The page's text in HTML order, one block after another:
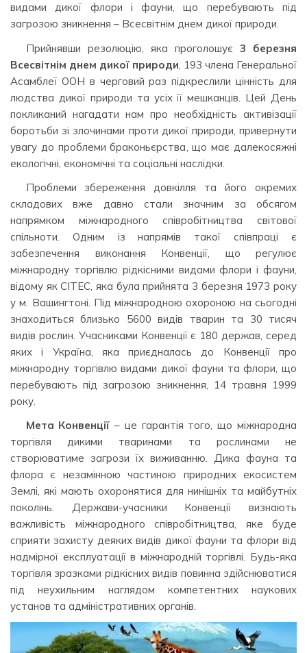
видами дикої флори і фауни, що перебувають під
загрозою зникнення – Всесвітнім днем дикої природи.
Прийнявши резолюцію, яка проголошує 3 березня
Всесвітнім днем дикої природи , 193 члена Генеральної
Асамблеї ООН в черговий раз підкреслили цінність для
людства дикої природи та усіх її мешканців. Цей День
покликаний нагадати нам про необхідність активізації
боротьби зі злочинами проти дикої природи, привернути
увагу до проблеми браконьєрства, що має далекосяжні
екологічні, економічні та соціальні наслідки.
Проблеми збереження довкілля та його окремих
складових вже давно стали значним за обсягом
напрямком міжнародного співробітництва світової
спільноти. Одним із напрямів такої співпраці є
забезпечення виконання Конвенції, що регулює
міжнародну торгівлю рідкісними видами флори і фауни,
відому як СІТЕС, яка була прийнята 3 березня 1973 року
у м. Вашингтоні. Під міжнародною охороною на сьогодні
знаходиться близько 5600 видів тварин та 30 тисяч
видів рослин. Учасниками Конвенції є 180 держав, серед
яких і Україна, яка приєдналась до Конвенції про
міжнародну торгівлю видами дикої фауни та флори, що
перебувають під загрозою зникнення, 14 травня 1999
року.
Мета Конвенції – це гарантія того, що міжнародна
торгівля дикими тваринами та рослинами не
створюватиме загрози їх виживанню. Дика фауна та
флора є незамінною частиною природних екосистем
Землі, які мають охоронятися для нинішніх та майбутніх
поколінь. Держави-учасники Конвенції визнають
важливість міжнародного співробітництва, яке буде
сприяти захисту деяких видів дикої фауни та флори від
надмірної експлуатації в міжнародній торгівлі. Будь-яка
торгівля зразками рідкісних видів повинна здійснюватися
під неухильним наглядом компетентних наукових
установ та адміністративних органів.